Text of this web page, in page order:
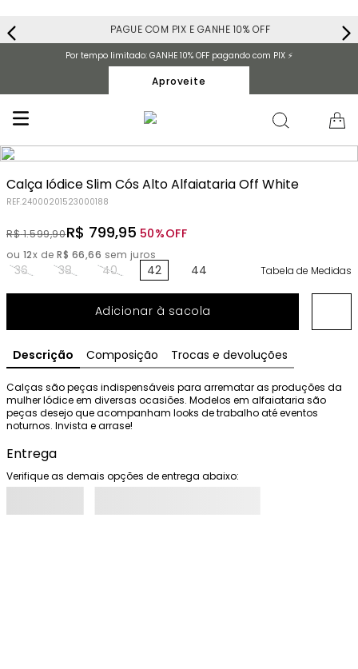
PAGUE COM PIX E GANHE 10% OFF
Por tempo limitado: GANHE 10% OFF pagando com PIX ⚡️
Aproveite
Calça Iódice Slim Cós Alto Alfaiataria Off White
REF.24000201523000188
R$ 1.599,90R$ 799,95 50%OFF
ou 12x de R$ 66,66 sem juros
36 38 40 42 44 Tabela de Medidas
Adicionar à sacola
Descrição Composição Trocas e devoluções
Calças são peças indispensáveis para arrematar as produções da
mulher Iódice em diversas ocasiões. Modelos em alfaiataria são
peças desejo que acompanham looks de trabalho até eventos
noturnos. Invista e arrase!
Entrega
Verifique as demais opções de entrega abaixo: